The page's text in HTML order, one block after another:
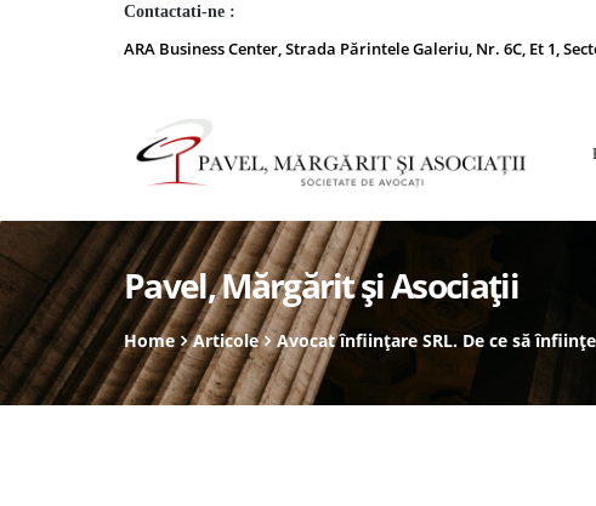
Contactati-ne :
ARA Business Center, Strada Părintele Galeriu, Nr. 6C, Et 1,
Pavel, Mărgărit și Asociații
Home Articole Avocat înființare SRL. De ce să